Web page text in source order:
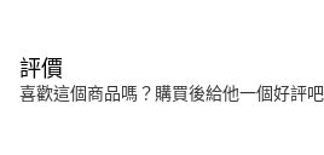
評價
喜歡這個商品嗎？購買後給他一個好評吧